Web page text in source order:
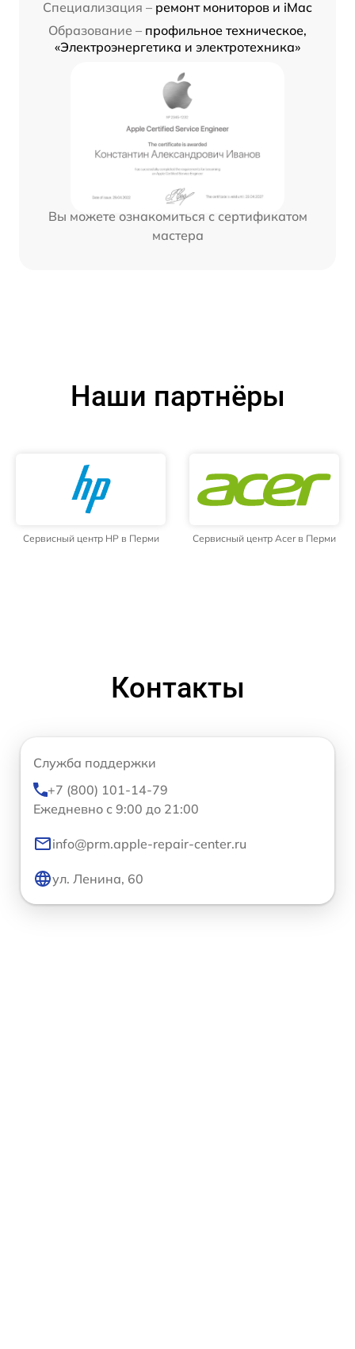
Специализация – ремонт мониторов и iMac
Образование – профильное техническое,
«Электроэнергетика и электротехника»
Вы можете ознакомиться с сертификатом
мастера
Наши партнёры
Сервисный центр HP в Перми Сервисный центр Acer в Перми
Контакты
Служба поддержки
+7 (800) 101-14-79
Ежедневно с 9:00 до 21:00
info@prm.apple-repair-center.ru
ул. Ленина, 60